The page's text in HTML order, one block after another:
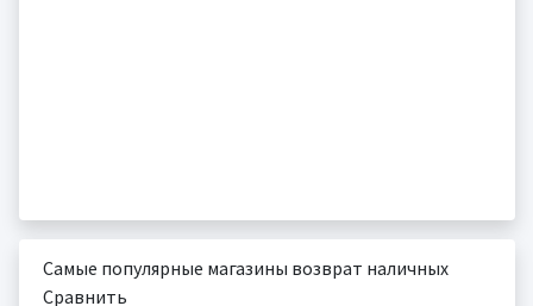
Самые популярные магазины возврат наличных
Сравнить